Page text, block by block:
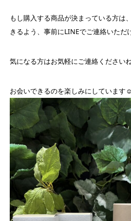
もし購入する商品が決まっている方は
きるよう、事前にLINEでご連絡いただ
気になる方はお気軽にご連絡ください
お会いできるのを楽しみにしています